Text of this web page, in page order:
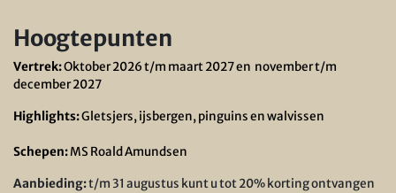
Hoogtepunten
Vertrek:Oktober 2026 t/m maart 2027 en november t/m
december 2027
Highlights:Gletsjers, ijsbergen, pinguins en walvissen
Schepen:MS Roald Amundsen
Aanbieding:t/m 31 augustus kunt u tot 20% korting ontvangen